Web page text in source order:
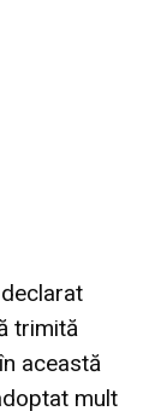
trimită
această
mult